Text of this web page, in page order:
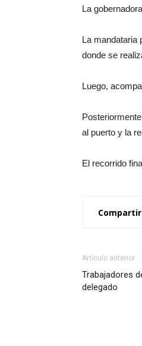
La
La mandataria
donde se
Luego,
al puerto y la
El recorrido
Compartir
Artículo anterior
Trabajadores
delegado